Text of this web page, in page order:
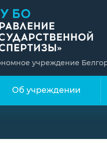
учреждение
Об учреждении